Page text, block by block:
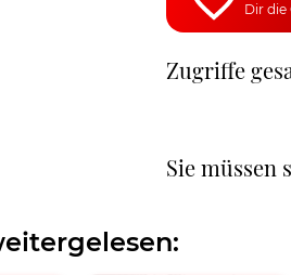
Dir die
Zugriffe
Sie müssen